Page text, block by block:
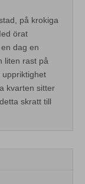
på krokiga
örat
dag en
liten rast på
uppriktighet
kvarten sitter
skratt till